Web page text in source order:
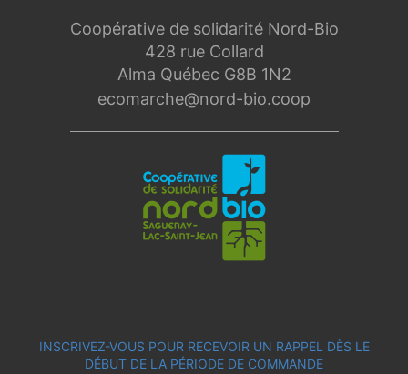
Coopérative de solidarité Nord-Bio
428 rue Collard
Alma Québec G8B 1N2
ecomarche@nord-bio.coop
INSCRIVEZ-VOUS POUR RECEVOIR UN RAPPEL DÈS LE
DÉBUT DE LA PÉRIODE DE COMMANDE